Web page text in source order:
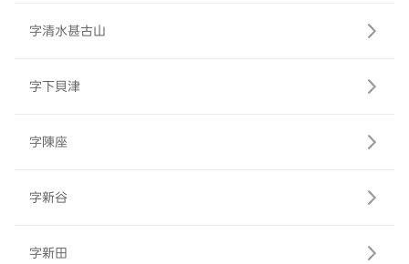
字清水甚古山
字下貝津
字陳座
字新谷
字新田